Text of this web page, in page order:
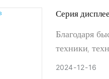
Серия
Благодаря
техники,
также
2024 12 16